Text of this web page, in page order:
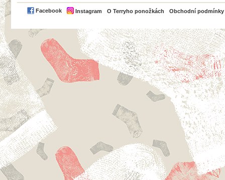
Facebook Instagram O Terryho ponožkách Obchodní podmínky
PayPal